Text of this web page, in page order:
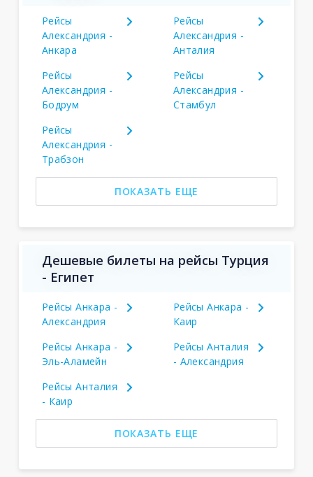
Рейсы
Александрия -
Анкара
Рейсы
Александрия -
Анталия
Рейсы
Александрия -
Бодрум
Рейсы
Александрия -
Стамбул
Рейсы
Александрия -
Трабзон
ПОКАЗАТЬ ЕЩЕ
Дешевые билеты на рейсы Турция
- Египет
Рейсы Анкара -
Александрия
Рейсы Анкара -
Каир
Рейсы Анкара -
Эль-Аламейн
Рейсы Анталия
- Александрия
Рейсы Анталия
- Каир
ПОКАЗАТЬ ЕЩЕ